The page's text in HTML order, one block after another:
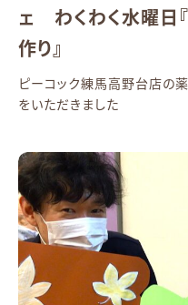
ェ わくわく水曜日
作り』
ピーコック練馬高野台店の
をいただきました